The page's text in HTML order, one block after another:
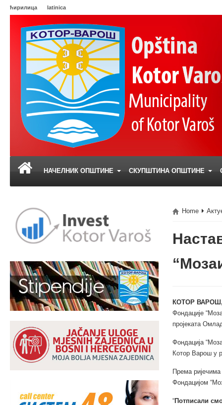
ћирилица latinica
НАЧЕЛНИК ОПШТИНЕ СКУПШТИНА ОПШТИНЕ
Home
КОТОР
Фондације
пројеката
Фондација
Котор Варош у
Према
Фондацијом
“Потписали